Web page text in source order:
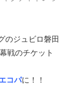
のジュビロ磐田
戦のチケット
コパに！！